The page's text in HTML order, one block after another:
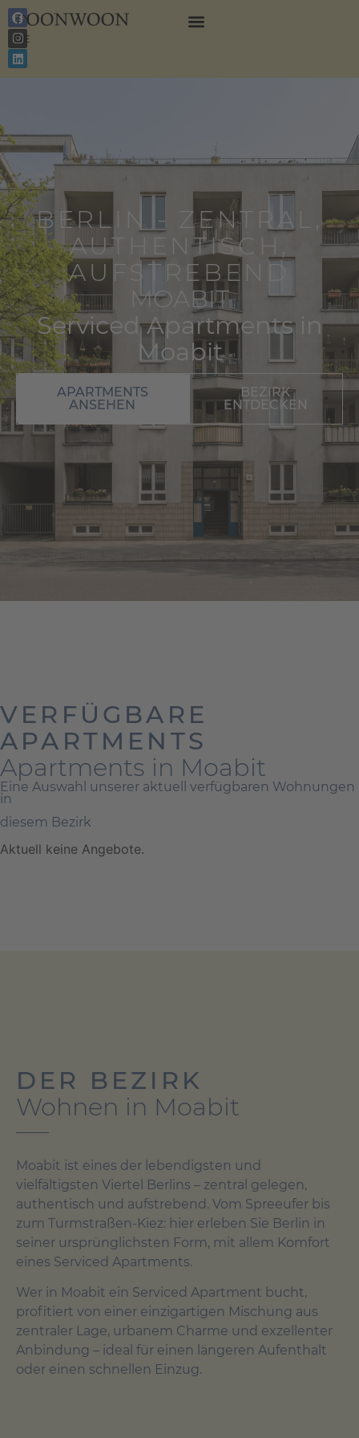
EN
DE
BERLIN - ZENTRAL,
AUTHENTISCH,
AUFSTREBEND
MOABIT
Serviced Apartments in
Moabit
APARTMENTS
ANSEHEN
BEZIRK
ENTDECKEN
VERFÜGBARE
APARTMENTS
Apartments in Moabit
Eine Auswahl unserer aktuell verfügbaren Wohnungen
in
diesem Bezirk
Aktuell keine Angebote.
DER BEZIRK
Wohnen in Moabit
Moabit ist eines der lebendigsten und
vielfältigsten Viertel Berlins – zentral gelegen,
authentisch und aufstrebend. Vom Spreeufer bis
zum Turmstraßen-Kiez: hier erleben Sie Berlin in
seiner ursprünglichsten Form, mit allem Komfort
eines Serviced Apartments.
Wer in Moabit ein Serviced Apartment bucht,
profitiert von einer einzigartigen Mischung aus
zentraler Lage, urbanem Charme und exzellenter
Anbindung – ideal für einen längeren Aufenthalt
oder einen schnellen Einzug.